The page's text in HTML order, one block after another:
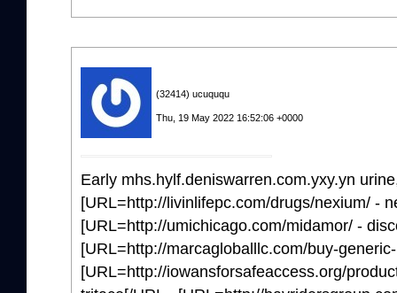
(32414) ucuququ
Thu, 19 May 2022 16:52:06 +0000
Early mhs.hylf.deniswarren.com.yxy.yn
[URL=http://livinlifepc.com/drugs/nexium/ -
[URL=http://umichicago.com/midamor/ -
[URL=http://marcagloballlc.com/buy-
[URL=http://iowansforsafeaccess.org/